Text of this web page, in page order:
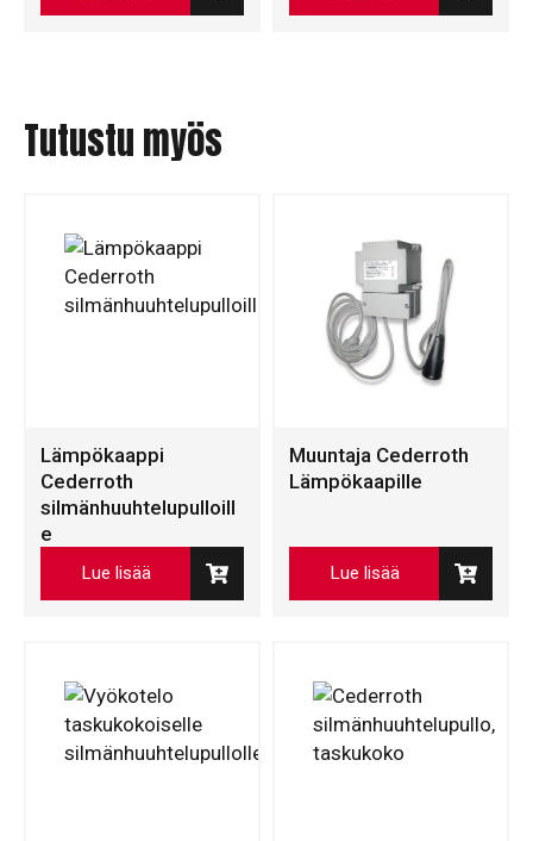
Tutustu myös
Lämpökaappi
Cederroth
silmänhuuhtelupulloill
e
Lue lisää
Muuntaja Cederroth
Lämpökaapille
Lue lisää